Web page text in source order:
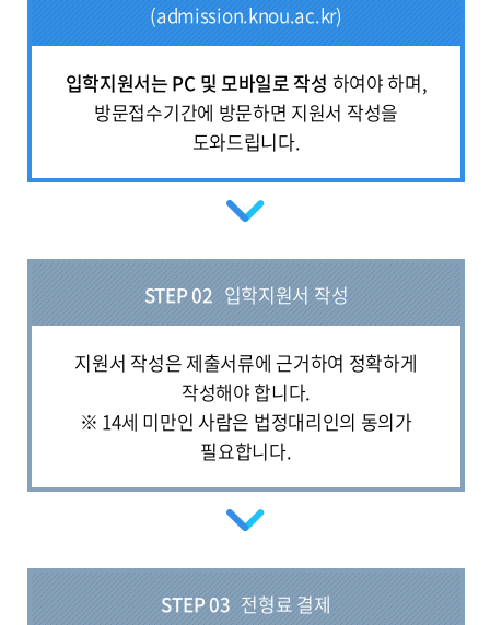
(admission.knou.ac.kr)
입학지원서는 PC 및 모바일로 작성 하여야 하며,
방문접수기간에 방문하면 지원서 작성을
도와드립니다.
STEP 02 입학지원서 작성
지원서 작성은 제출서류에 근거하여 정확하게
작성해야 합니다.
※ 14세 미만인 사람은 법정대리인의 동의가
필요합니다.
STEP 03 전형료 결제